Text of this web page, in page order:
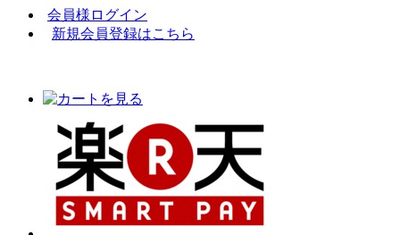
会員様ログイン
新規会員登録はこちら